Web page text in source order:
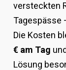
versteckten
Tagespässe
Die Kosten
€ am Tag
Lösung